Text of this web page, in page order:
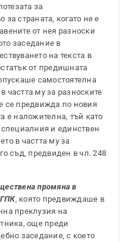
за
страната, когато не е
от нея разноски
заседание в
на текста в
от предишната
самостоятелна
частта му за разноските
се предвижда по новия
е наложителна, тъй като
и единствен
в частта му за
съд, предвиден в чл. 248
промяна в
ГПК, която предвиждаше в
преклузия на
още преди
заседание, с което